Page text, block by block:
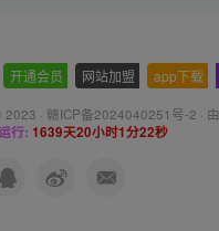
开通会员 网站加盟 app下载
· 赣ICP备2024040251号-2 · 由
行: 1639天20小时1分23秒